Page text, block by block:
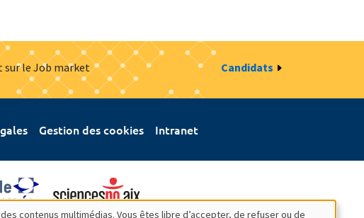
sur le Job market Candidats
Gestion des cookies Intranet
contenus multimédias. Vous êtes libre d’accepter, de refuser ou de